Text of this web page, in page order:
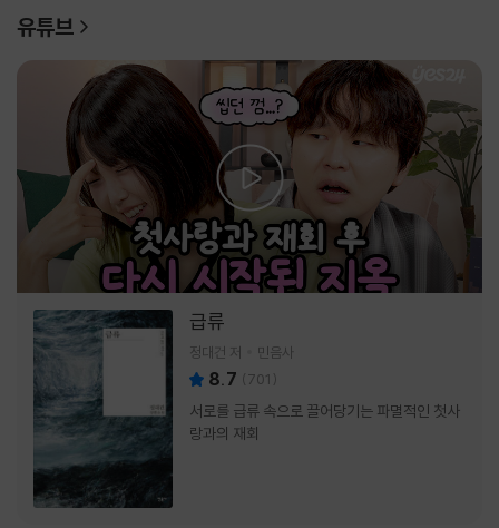
유튜브
급류
정대건 저 민음사
8.7 (701 )
서로를 급류 속으로 끌어당기는 파멸적인 첫사
랑과의 재회